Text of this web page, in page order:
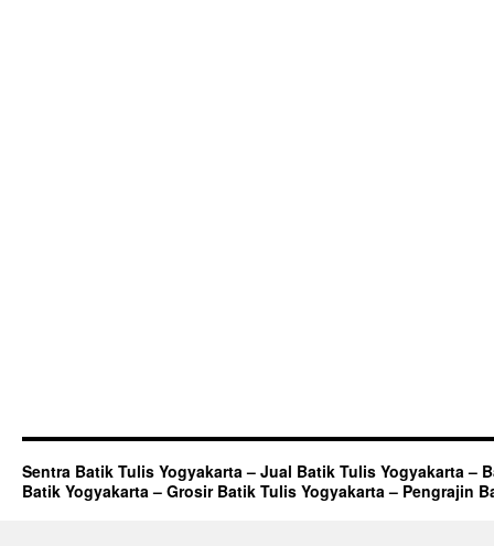
Sentra Batik Tulis Yogyakarta – Jual Batik Tulis Yogyakarta –
Batik Yogyakarta – Grosir Batik Tulis Yogyakarta – Pengrajin